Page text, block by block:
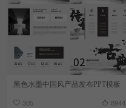
黑色水墨中国风产品发布PPT模板
305 8944